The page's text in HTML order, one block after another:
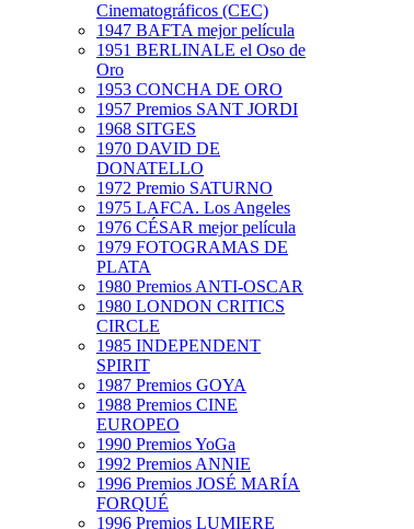
Cinematográficos (CEC)
1947 BAFTA mejor película
1951 BERLINALE el Oso de
Oro
1953 CONCHA DE ORO
1957 Premios SANT JORDI
1968 SITGES
1970 DAVID DE
DONATELLO
1972 Premio SATURNO
1975 LAFCA. Los Angeles
1976 CÉSAR mejor película
1979 FOTOGRAMAS DE
PLATA
1980 Premios ANTI-OSCAR
1980 LONDON CRITICS
CIRCLE
1985 INDEPENDENT
SPIRIT
1987 Premios GOYA
1988 Premios CINE
EUROPEO
1990 Premios YoGa
1992 Premios ANNIE
1996 Premios JOSÉ MARÍA
FORQUÉ
1996 Premios LUMIERE